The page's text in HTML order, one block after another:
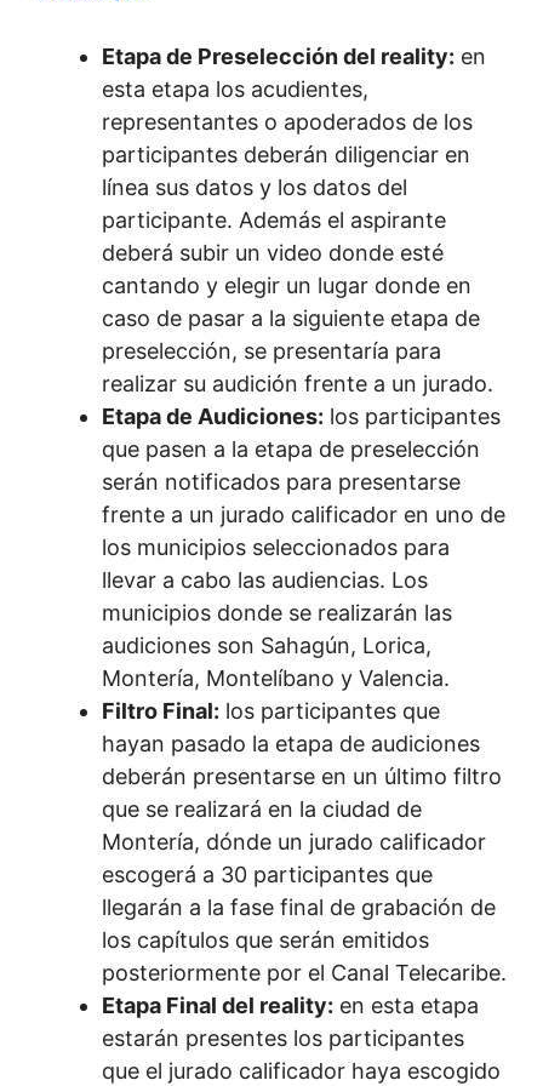
Etapa de Preselección del reality: en
esta etapa los acudientes,
representantes o apoderados de los
participantes deberán diligenciar en
línea sus datos y los datos del
participante. Además el aspirante
deberá subir un video donde esté
cantando y elegir un lugar donde en
caso de pasar a la siguiente etapa de
preselección, se presentaría para
realizar su audición frente a un jurado.
Etapa de Audiciones: los participantes
que pasen a la etapa de preselección
serán notificados para presentarse
frente a un jurado calificador en uno de
los municipios seleccionados para
llevar a cabo las audiencias. Los
municipios donde se realizarán las
audiciones son Sahagún, Lorica,
Montería, Montelíbano y Valencia.
Filtro Final: los participantes que
hayan pasado la etapa de audiciones
deberán presentarse en un último filtro
que se realizará en la ciudad de
Montería, dónde un jurado calificador
escogerá a 30 participantes que
llegarán a la fase final de grabación de
los capítulos que serán emitidos
posteriormente por el Canal Telecaribe.
Etapa Final del reality: en esta etapa
estarán presentes los participantes
que el jurado calificador haya escogido